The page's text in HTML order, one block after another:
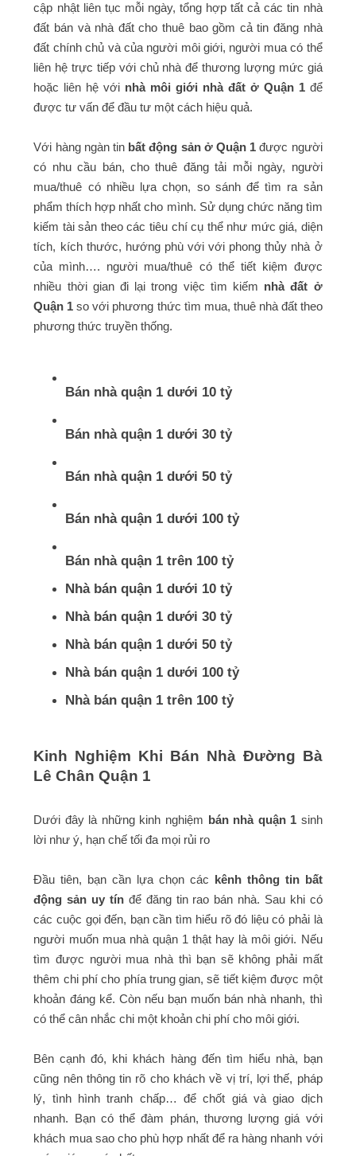
cập nhật liên tục mỗi ngày, tổng hợp tất cả các tin nhà
đất bán và nhà đất cho thuê bao gồm cả tin đăng nhà
đất chính chủ và của người môi giới, người mua có thể
liên hệ trực tiếp với chủ nhà để thương lượng mức giá
hoặc liên hệ với nhà môi giới nhà đất ở Quận 1để
được tư vấn để đầu tư một cách hiệu quả.
Với hàng ngàn tin bất động sản ở Quận 1 được người
có nhu cầu bán, cho thuê đăng tải mỗi ngày, người
mua/thuê có nhiều lựa chọn, so sánh để tìm ra sản
phẩm thích hợp nhất cho mình. Sử dụng chức năng tìm
kiếm tài sản theo các tiêu chí cụ thể như mức giá, diện
tích, kích thước, hướng phù với với phong thủy nhà ở
của mình…. người mua/thuê có thể tiết kiệm được
nhiều thời gian đi lại trong việc tìm kiếm nhà đất ở
Quận 1 so với phương thức tìm mua, thuê nhà đất theo
phương thức truyền thống.
Bán nhà quận 1 dưới 10 tỷ
Bán nhà quận 1 dưới 30 tỷ
Bán nhà quận 1 dưới 50 tỷ
Bán nhà quận 1 dưới 100 tỷ
Bán nhà quận 1 trên 100 tỷ
Nhà bán quận 1 dưới 10 tỷ
Nhà bán quận 1 dưới 30 tỷ
Nhà bán quận 1 dưới 50 tỷ
Nhà bán quận 1 dưới 100 tỷ
Nhà bán quận 1 trên 100 tỷ
Kinh Nghiệm Khi Bán Nhà Đường Bà
Lê Chân Quận 1
Dưới đây là những kinh nghiệm bán nhà quận 1 sinh
lời như ý, hạn chế tối đa mọi rủi ro
Đầu tiên, bạn cần lựa chọn các
kênh thông tin bất
động sản uy tínđể đăng tin rao bán nhà. Sau khi có
các cuộc gọi đến, bạn cần tìm hiểu rõ đó liệu có phải là
người muốn mua nhà quận 1 thật hay là môi giới. Nếu
tìm được người mua nhà thì bạn sẽ không phải mất
thêm chi phí cho phía trung gian, sẽ tiết kiệm được một
khoản đáng kể. Còn nếu bạn muốn bán nhà nhanh, thì
có thể cân nhắc chi một khoản chi phí cho môi giới.
Bên cạnh đó, khi khách hàng đến tìm hiểu nhà, bạn
cũng nên thông tin rõ cho khách về vị trí, lợi thế, pháp
lý, tình hình tranh chấp… để chốt giá và giao dịch
nhanh. Bạn có thể đàm phán, thương lượng giá với
khách mua sao cho phù hợp nhất để ra hàng nhanh với